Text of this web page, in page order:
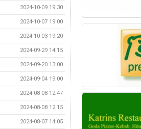
2024-10-09 19:30
2024-10-07 19:00
2024-10-03 19:20
2024-09-29 14:15
2024-09-20 13:00
2024-09-04 19:00
2024-08-08 12:47
2024-08-08 12:15
2024-08-07 14:05